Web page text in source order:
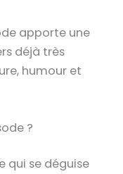
apporte une
déjà très
humour et
?
qui se déguise